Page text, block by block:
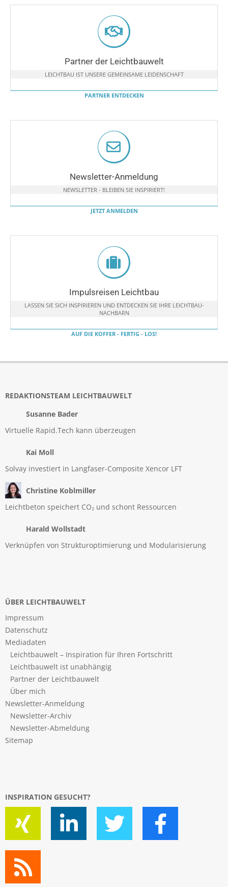
Partner der Leichtbauwelt
LEICHTBAU IST UNSERE GEMEINSAME LEIDENSCHAFT
PARTNER ENTDECKEN
Newsletter-Anmeldung
NEWSLETTER - BLEIBEN SIE INSPIRIERT!
JETZT ANMELDEN
Impulsreisen Leichtbau
LASSEN SIE SICH INSPIRIEREN UND ENTDECKEN SIE IHRE LEICHTBAU-
NACHBARN
AUF DIE KOFFER - FERTIG - LOS!
REDAKTIONSTEAM LEICHTBAUWELT
Susanne Bader
Virtuelle Rapid.Tech kann überzeugen
Kai Moll
Solvay investiert in Langfaser-Composite Xencor LFT
Christine Koblmiller
Leichtbeton speichert CO₂ und schont Ressourcen
Harald Wollstadt
Verknüpfen von Strukturoptimierung und Modularisierung
ÜBER LEICHTBAUWELT
Impressum
Datenschutz
Mediadaten
Leichtbauwelt – Inspiration für Ihren Fortschritt
Leichtbauwelt ist unabhängig
Partner der Leichtbauwelt
Über mich
Newsletter-Anmeldung
Newsletter-Archiv
Newsletter-Abmeldung
Sitemap
INSPIRATION GESUCHT?